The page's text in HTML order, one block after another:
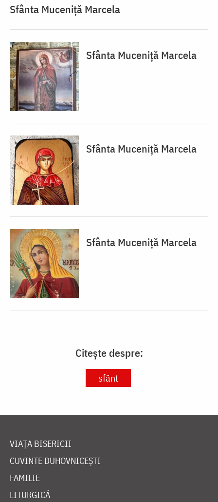
Sfânta Muceniță Marcela
Sfânta Muceniță Marcela
Sfânta Muceniță Marcela
Sfânta Muceniță Marcela
Citește despre:
sfânt
VIAȚA BISERICII
CUVINTE DUHOVNICEȘTI
FAMILIE
LITURGICĂ